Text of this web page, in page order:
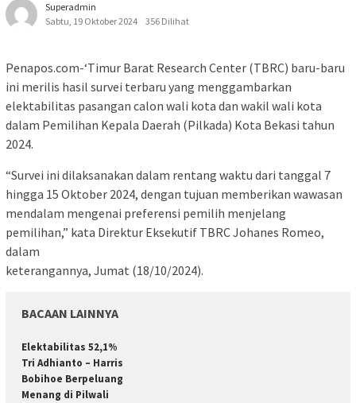
Superadmin
Sabtu, 19 Oktober 2024
356 Dilihat
Penapos.com-‘Timur Barat Research Center (TBRC) baru-baru
ini merilis hasil survei terbaru yang menggambarkan
elektabilitas pasangan calon wali kota dan wakil wali kota
dalam Pemilihan Kepala Daerah (Pilkada) Kota Bekasi tahun
2024.
“Survei ini dilaksanakan dalam rentang waktu dari tanggal 7
hingga 15 Oktober 2024, dengan tujuan memberikan wawasan
mendalam mengenai preferensi pemilih menjelang
pemilihan,” kata Direktur Eksekutif TBRC Johanes Romeo,
dalam
keterangannya, Jumat (18/10/2024).
BACAAN LAINNYA
Elektabilitas 52,1%
Tri Adhianto – Harris
Bobihoe Berpeluang
Menang di Pilwali